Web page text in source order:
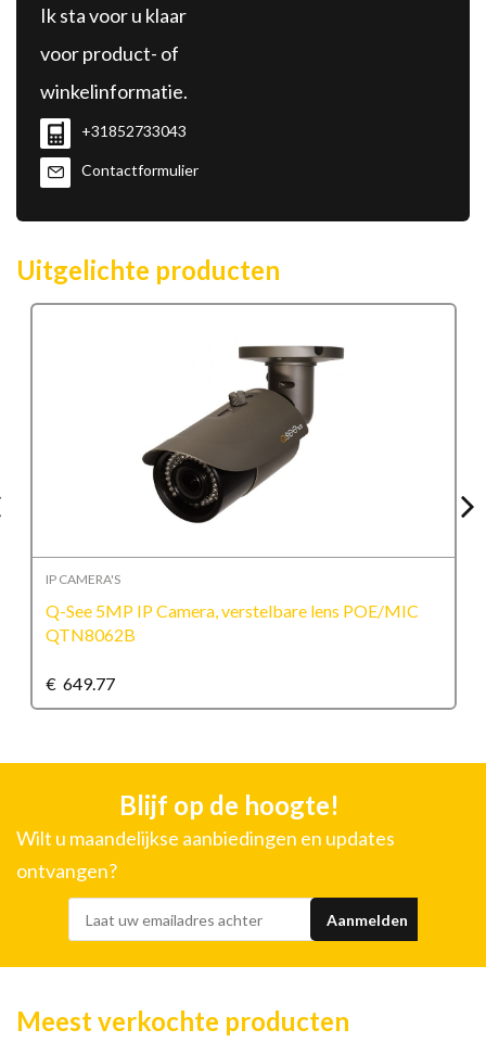
Ik sta voor u klaar
voor product- of
winkelinformatie.
+31852733043
Contactformulier
Uitgelichte producten
IP CAMERA'S
Q-See 5MP IP Camera, verstelbare lens POE/MIC
QTN8062B
€ 649.77
Blijf op de hoogte!
Wilt u maandelijkse aanbiedingen en updates
ontvangen?
Meest verkochte producten